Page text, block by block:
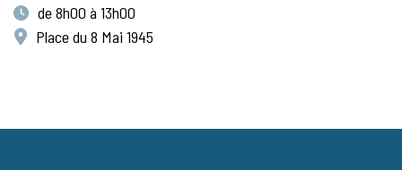
de 8h00 à 13h00
Place du 8 Mai 1945